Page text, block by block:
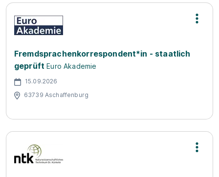
Fremdsprachenkorrespondent*in - staatlich
geprüft Euro Akademie
15.09.2026
63739 Aschaffenburg